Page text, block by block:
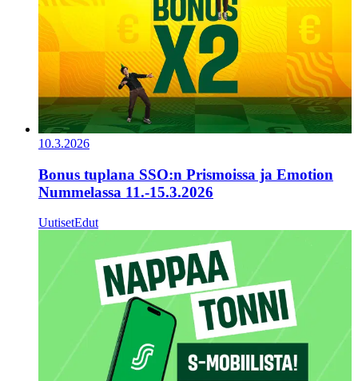
10.3.2026
Bonus tuplana SSO:n Prismoissa ja Emotion
Nummelassa 11.-15.3.2026
UutisetEdut